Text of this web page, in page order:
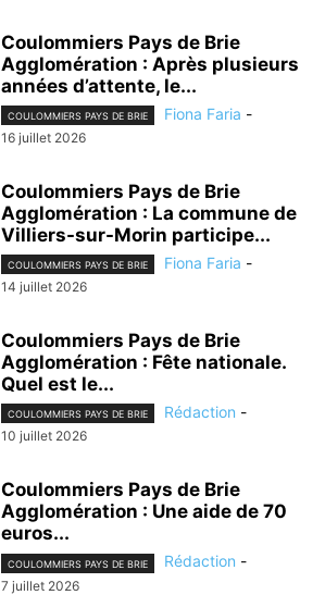
Coulommiers Pays de Brie
Agglomération : Après plusieurs
années d’attente, le...
COULOMMIERS PAYS DE BRIE Fiona Faria -
16 juillet 2026
Coulommiers Pays de Brie
Agglomération : La commune de
Villiers-sur-Morin participe...
COULOMMIERS PAYS DE BRIE Fiona Faria -
14 juillet 2026
Coulommiers Pays de Brie
Agglomération : Fête nationale.
Quel est le...
COULOMMIERS PAYS DE BRIE Rédaction -
10 juillet 2026
Coulommiers Pays de Brie
Agglomération : Une aide de 70
euros...
COULOMMIERS PAYS DE BRIE Rédaction -
7 juillet 2026